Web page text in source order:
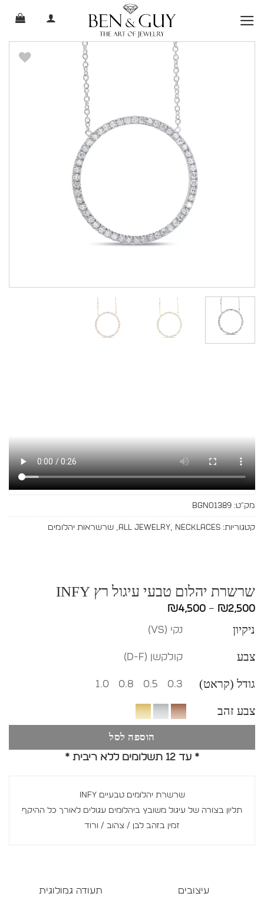
content
שרשרת יהלום טבעי עיגול רץ INFY
₪2,500
–
₪4,500
מחירים:
עד
ניקיון נקי (vs)
צבע קולקשן (D-F)
גודל (קראט) 0.3
0.5
0.8
1.0
צבע זהב
הוספה לסל
* עד 12 תשלומים ללא ריבית *
שרשרת יהלומים טבעיים INFY
תליון בצורה של עיגול משובץ ביהלומים עגולים לאורך כל ההיקף
זמין בזהב לבן / צהוב / ורוד
עיצובים
תעודה גמולוגית
מק"ט: BGN01389
קטגוריות: All Jewelry, Necklaces
, שרשראות יהלומים